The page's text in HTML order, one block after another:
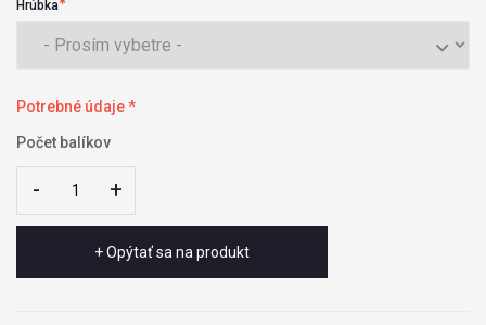
Hrúbka
Potrebné údaje *
Počet balíkov
- +
- +
+ Opýtať sa na produkt